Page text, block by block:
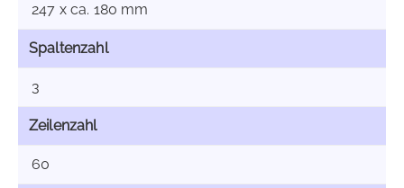
247 x ca. 180 mm
Spaltenzahl
3
Zeilenzahl
60